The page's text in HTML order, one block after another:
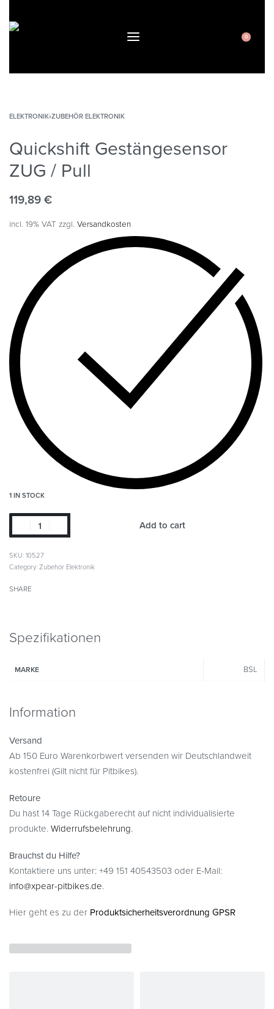
0
ELEKTRONIK›ZUBEHÖR ELEKTRONIK
Quickshift Gestängesensor
ZUG / Pull
119,89 €
incl. 19% VAT zzgl. Versandkosten
1 IN STOCK
Add to cart
SKU: 10527
Category: Zubehör Elektronik
SHARE
Spezifikationen
MARKE BSL
Information
Versand
Ab 150 Euro Warenkorbwert versenden wir Deutschlandweit
kostenfrei (Gilt nicht für Pitbikes).
Retoure
Du hast 14 Tage Rückgaberecht auf nicht individualisierte
produkte. Widerrufsbelehrung.
Brauchst du Hilfe?
Kontaktiere uns unter: +49 151 40543503 oder E-Mail:
info@xpear-pitbikes.de.
Hier geht es zu der Produktsicherheitsverordnung GPSR